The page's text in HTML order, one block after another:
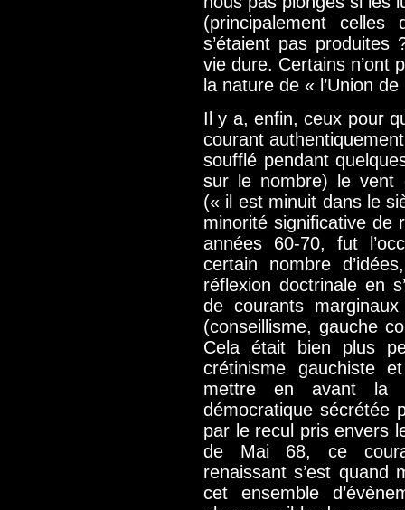
(principalement
s’étaient pas
vie dure. Certains n’ont
la nature de « l’Union
Il y a, enfin, ceux pour
courant
soufflé pendant
sur le nombre) le vent
(« il est minuit dans le
minorité significative de
années 60-70, fut
certain nombre
réflexion doctrinale en
de courants
(conseillisme, gauche
Cela était bien plus
crétinisme gauchiste
mettre en avant la
démocratique sécrétée
par le recul pris envers
de Mai 68, ce
renaissant s’est quand
cet ensemble